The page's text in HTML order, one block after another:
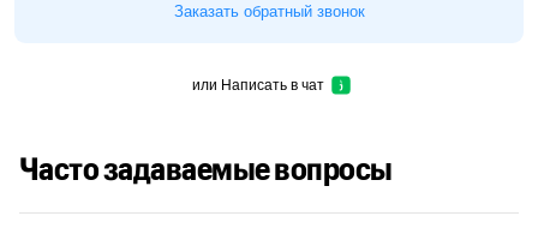
Заказать обратный звонок
или Написать в чат
Часто задаваемые вопросы